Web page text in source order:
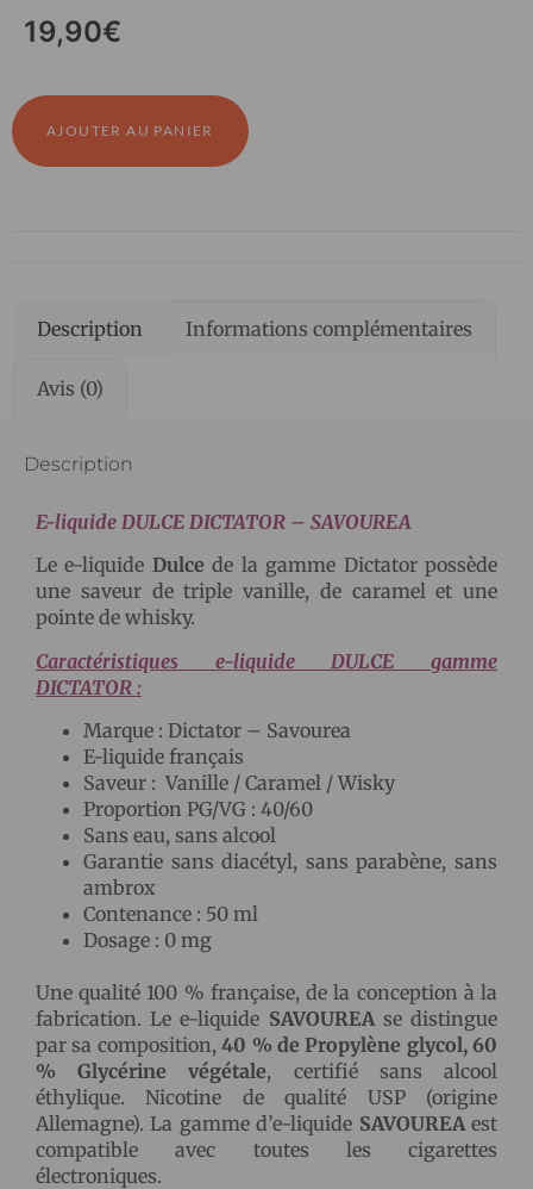
19,90€
AJOUTER AU PANIER
Description Informations complémentaires
Avis (0)
Description
E-liquide DULCE DICTATOR – SAVOUREA
Le e-liquide Dulce de la gamme Dictator possède
une saveur de triple vanille, de caramel et une
pointe de whisky.
Caractéristiques e-liquide DULCE gamme
DICTATOR :
Marque : Dictator – Savourea
E-liquide français
Saveur : Vanille / Caramel / Wisky
Proportion PG/VG : 40/60
Sans eau, sans alcool
Garantie sans diacétyl, sans parabène, sans
ambrox
Contenance : 50 ml
Dosage : 0 mg
Une qualité 100 % française, de la conception à la
fabrication. Le e-liquide SAVOUREAse distingue
par sa composition,40 % de Propylène glycol, 60
% Glycérine végétale, certifié sans alcool
éthylique. Nicotine de qualité USP (origine
Allemagne). La gamme d’e-liquide SAVOUREAest
compatible avec toutes les cigarettes
électroniques.